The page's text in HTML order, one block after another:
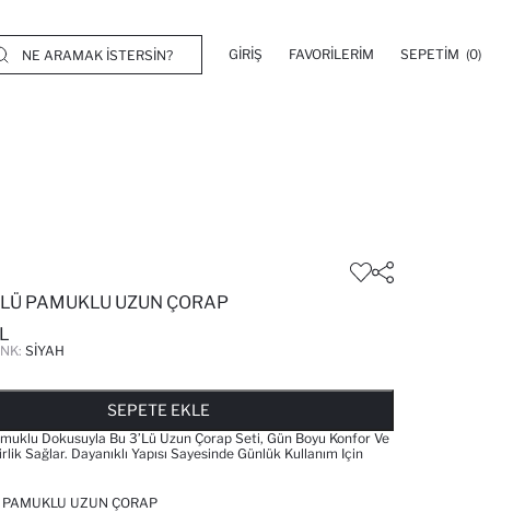
GIRIŞ FAVORILERIM SEPETIM (0)
PAMUKLU UZUN ÇORAP
SIYAH
SEPETE EKLE
Dokusuyla Bu 3’lü Uzun Çorap Seti, Gün Boyu Konfor Ve
Sağlar. Dayanıklı Yapısı Sayesinde Günlük Kullanım Için
UZUN ÇORAP